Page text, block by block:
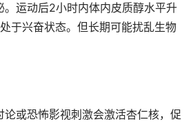
。运动后2小时内体内皮质醇水平升
于兴奋状态。但长期可能扰乱生物
或恐怖影视刺激会激活杏仁核，促